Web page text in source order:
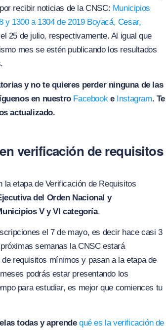
recibir noticias de la CNSC: Municipios
y 1300 a 1304 de 2019Boyacá, Cesar,
25 de julio, respectivamente. Al igual que
mes se estén publicando los resultados
y no te quieres perder ninguna de las
en nuestro Facebook e Instagram. Te
actualizado.
verificación de requisitos
etapa de Verificación de Requisitos
del Orden Nacional y
V y VI categoría.
el 7 de mayo, es decir hace casi 3
semanas la CNSC estará
requisitos mínimos y pasan a la etapa de
podrás estar presentando los
para estudiar, es mejor que comiences tu
todas y aprende qué es la verificación de